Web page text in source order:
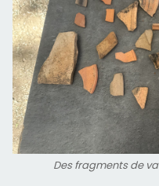
Des fragments de